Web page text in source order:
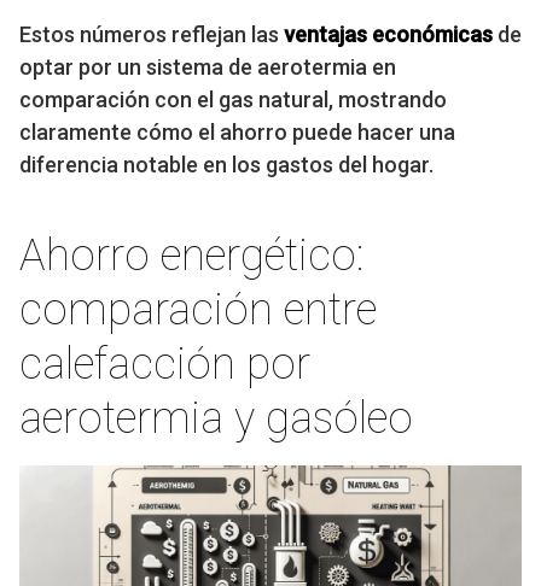
Estos números reflejan las ventajas económicas de
optar por un sistema de aerotermia en
comparación con el gas natural, mostrando
claramente cómo el ahorro puede hacer una
diferencia notable en los gastos del hogar.
Ahorro energético:
comparación entre
calefacción por
aerotermia y gasóleo